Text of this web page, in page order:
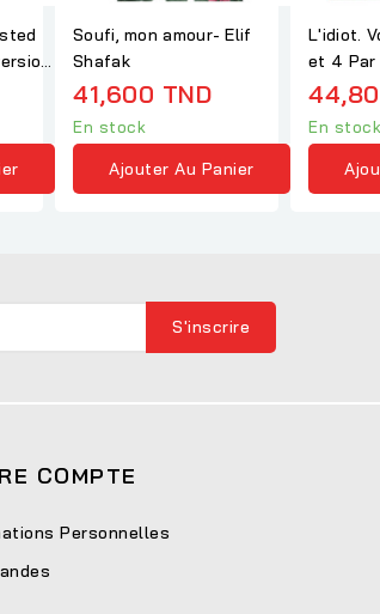
Soufi, mon amour- Elif
Shafak
41,600 TND
En stock
Ajouter Au Panier
L'idiot.
et 4 Par
En stock
COMPTE
Personnelles